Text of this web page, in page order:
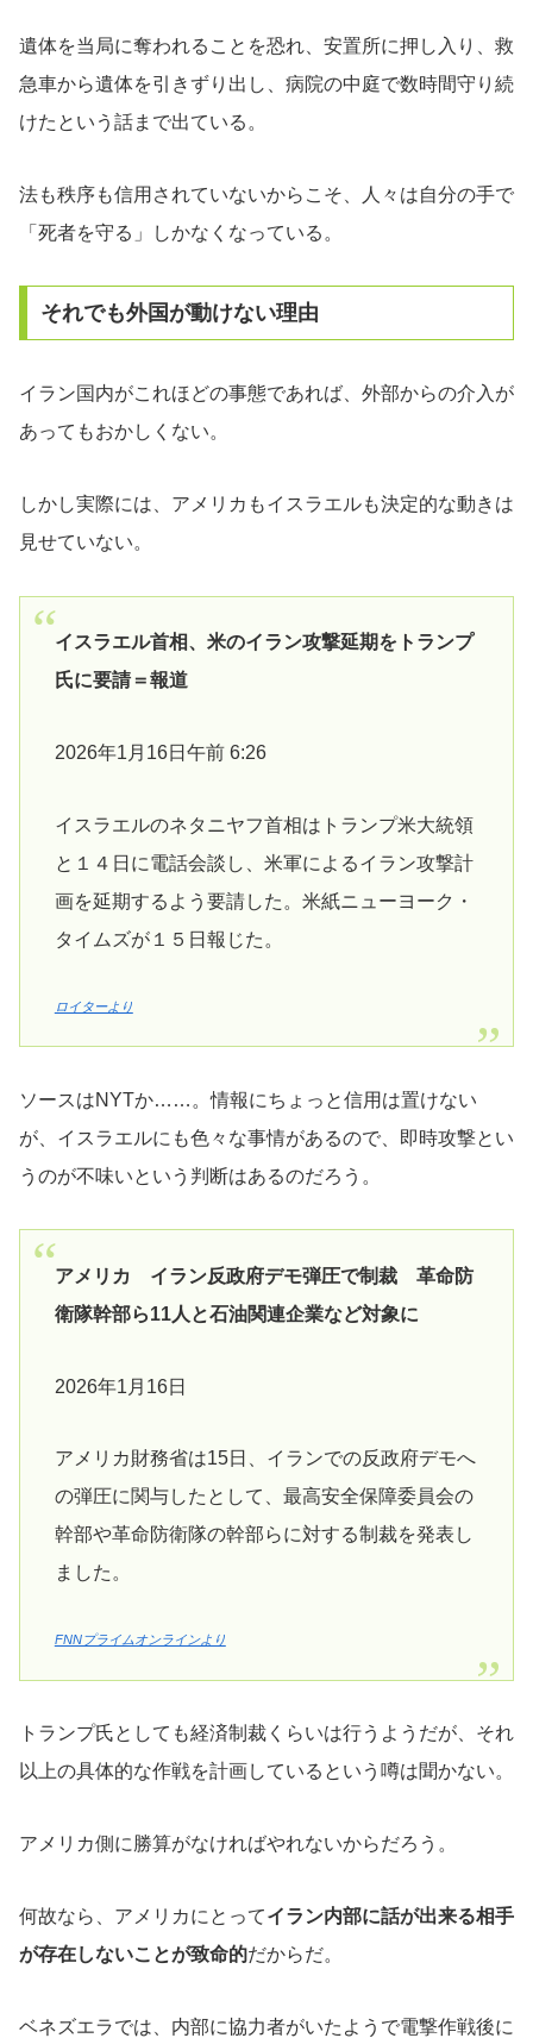
遺体を当局に奪われることを恐れ、安置所に押し入り、救
急車から遺体を引きずり出し、病院の中庭で数時間守り続
けたという話まで出ている。
法も秩序も信用されていないからこそ、人々は自分の手で
「死者を守る」しかなくなっている。
それでも外国が動けない理由
イラン国内がこれほどの事態であれば、外部からの介入が
あってもおかしくない。
しかし実際には、アメリカもイスラエルも決定的な動きは
見せていない。
イスラエル首相、米のイラン攻撃延期をトランプ
氏に要請＝報道
2026年1月16日午前 6:26
イスラエルのネタニヤフ首相はトランプ米大統領
と１４日に電話会談し、米軍によるイラン攻撃計
画を延期するよう要請した。米紙ニューヨーク・
タイムズが１５日報じた。
ロイターより
ソースはNYTか……。情報にちょっと信用は置けない
が、イスラエルにも色々な事情があるので、即時攻撃とい
うのが不味いという判断はあるのだろう。
アメリカ イラン反政府デモ弾圧で制裁 革命防
衛隊幹部ら11人と石油関連企業など対象に
2026年1月16日
アメリカ財務省は15日、イランでの反政府デモへ
の弾圧に関与したとして、最高安全保障委員会の
幹部や革命防衛隊の幹部らに対する制裁を発表し
ました。
FNNプライムオンラインより
トランプ氏としても経済制裁くらいは行うようだが、それ
以上の具体的な作戦を計画しているという噂は聞かない。
アメリカ側に勝算がなければやれないからだろう。
何故なら、アメリカにとってイラン内部に話が出来る相手
が存在しないことが致命的だからだ。
ベネズエラでは、内部に協力者がいたようで電撃作戦後に